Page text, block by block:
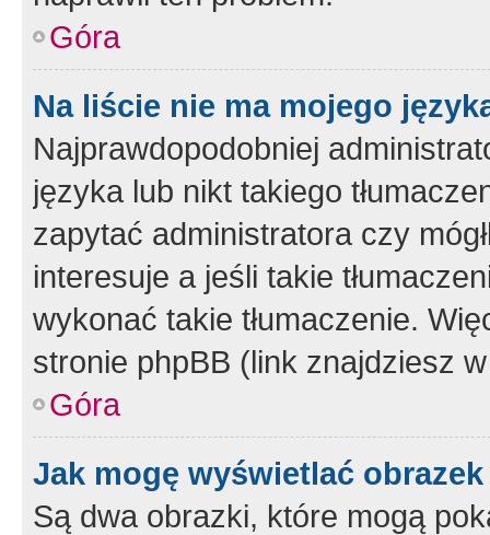
Góra
Na liście nie ma mojego
Najprawdopodobniej
języka lub nikt takiego
zapytać administratora czy
interesuje a jeśli takie
wykonać takie tłumaczenie.
stronie phpBB (link znajdziesz
Góra
Jak mogę wyświetlać
Są dwa obrazki, które mogą